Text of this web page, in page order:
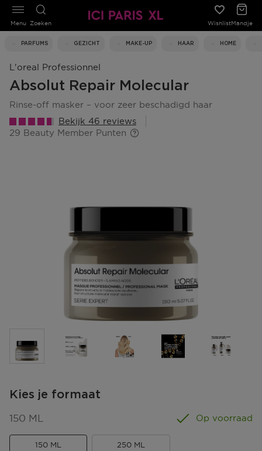
Zoeken WishlistMandje
PARFUMS GEZICHT MAKE-UP HAAR HOME
Menu
L'oreal Professionnel
Absolut Repair Molecular
rinse-off masker – voor zeer beschadigd haar
Bekijk 46 reviews
29 Beauty Member Punten
Kies je formaat
150 ML Op voorraad
150 ML 250 ML